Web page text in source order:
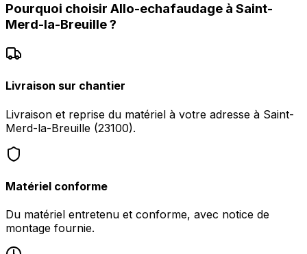
Pourquoi choisir Allo-echafaudage à Saint-
Merd-la-Breuille?
Livraison sur chantier
Livraison et reprise du matériel à votre adresse à Saint-
Merd-la-Breuille (23100).
Matériel conforme
Du matériel entretenu et conforme, avec notice de
montage fournie.